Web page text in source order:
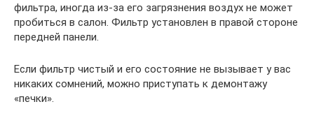
фильтра, иногда из-за его загрязнения воздух не может
пробиться в салон. Фильтр установлен в правой стороне
передней панели.
Если фильтр чистый и его состояние не вызывает у вас
никаких сомнений, можно приступать к демонтажу
«печки».